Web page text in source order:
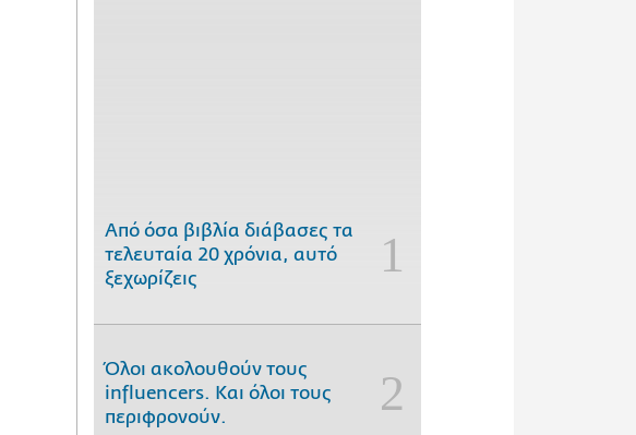
Από όσα βιβλία διάβασες τα
τελευταία 20 χρόνια, αυτό
ξεχωρίζεις
Όλοι ακολουθούν τους
influencers. Και όλοι τους
περιφρονούν.